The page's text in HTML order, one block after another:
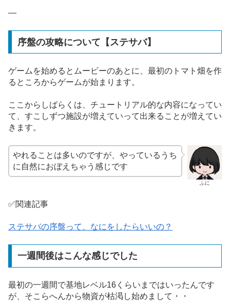
—
序盤の攻略について【ステサバ】
ゲームを始めるとムービーのあとに、最初のトマト畑を作
るところからゲームが始まります。
ここからしばらくは、チュートリアル的な内容になってい
て、すこしずつ施設が増えていって出来ることが増えてい
きます。
ふに
やれることは多いのですが、やっているうち
に自然におぼえちゃう感じです
✅関連記事
ステサバの序盤って、なにをしたらいいの？
一週間後はこんな感じでした
最初の一週間で基地レベル16くらいまではいったんです
が、そこらへんから物資が枯渇し始めまして・・